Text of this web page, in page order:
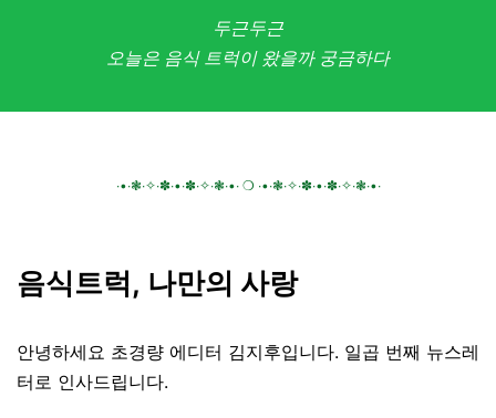
두근두근
오늘은 음식 트럭이 왔을까 궁금하다
∙•∙❃∙✧∙✽∙•∙✽∙✧∙❃∙•∙ ❍ ∙•∙❃∙✧∙✽∙•∙✽∙✧∙❃∙•∙
음식트럭, 나만의 사랑
안녕하세요 초경량 에디터 김지후입니다. 일곱 번째 뉴스레
터로 인사드립니다.